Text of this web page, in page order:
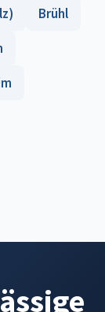
Brühl